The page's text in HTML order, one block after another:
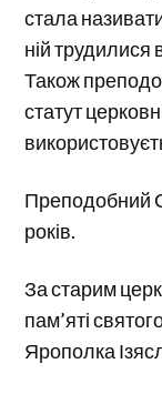
стала
ній трудилися
Також
статут
Преподобний
років.
За старим
пам’яті
Ярополка